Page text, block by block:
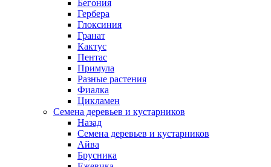
Бегония
Гербера
Глоксиния
Гранат
Кактус
Пентас
Примула
Разные растения
Фиалка
Цикламен
Семена деревьев и кустарников
Назад
Семена деревьев и кустарников
Айва
Брусника